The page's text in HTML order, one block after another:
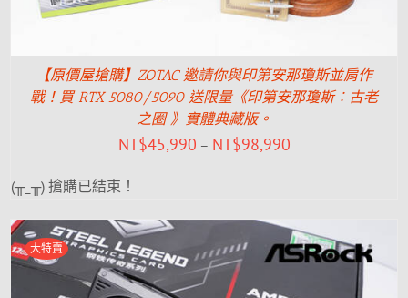
【原價屋搶購】ZOTAC 邀請你與印第安那瓊斯並肩作
戰！買 RTX 5080/5090 送限量《印第安那瓊斯︰古老
之圈 》實體典藏版。
NT$45,990 – NT$98,990
(╥_╥) 搶購已結束！
大特賣